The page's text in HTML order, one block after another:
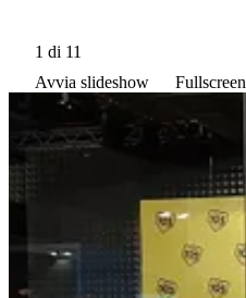
1 di 11
Avvia slideshow
Fullscreen